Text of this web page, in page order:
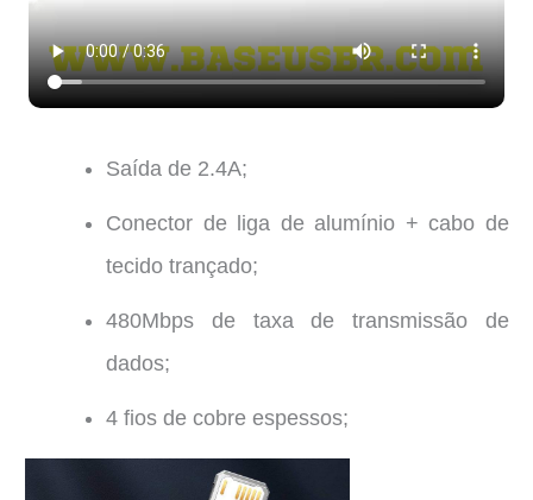
Saída de 2.4A;
Conector de liga de alumínio + cabo de
tecido trançado;
480Mbps de taxa de transmissão de
dados;
4 fios de cobre espessos;